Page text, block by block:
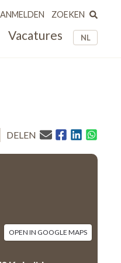
NL
Vacatures
ZOEKEN
DELEN
OPEN IN GOOGLE MAPS